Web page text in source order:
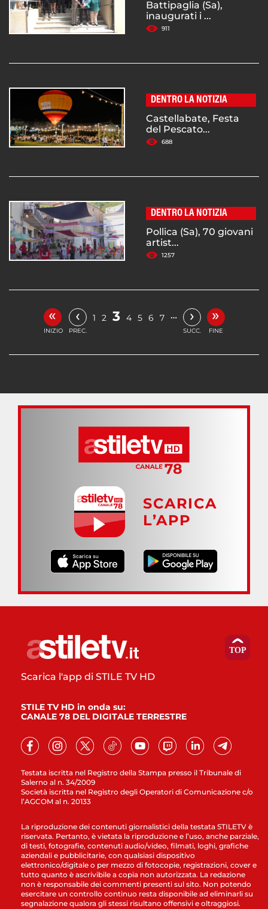
Battipaglia (Sa),
inaugurati i ...
911
DENTRO LA NOTIZIA
Castellabate, Festa
del Pescato...
688
DENTRO LA NOTIZIA
Pollica (Sa), 70 giovani
artist...
1257
«
INIZIO
‹
PREC.
1 2 3 4 5 6 7 … ›
SUCC.
»
FINE
SCARICA
L’APP
Testata iscritta nel Registro della Stampa presso il Tribunale di
Salerno al n. 34/2009
Società iscritta nel Registro degli Operatori di Comunicazione c/o
l’AGCOM al n. 20133
Scarica l'app di STILE TV HD
STILE TV HD in onda su:
CANALE 78 DEL DIGITALE TERRESTRE
La riproduzione dei contenuti giornalistici della testata STILETV è
riservata. Pertanto, è vietata la riproduzione e l’uso, anche parziale,
di testi, fotografie, contenuti audio/video, filmati, loghi, grafiche
aziendali e pubblicitarie, con qualsiasi dispositivo
elettronico/digitale o per mezzo di fotocopie, registrazioni, cover e
tutto quanto è ascrivibile a copia non autorizzata. La redazione
non è responsabile dei commenti presenti sul sito. Non potendo
esercitare un controllo continuo resta disponibile ad eliminarli su
segnalazione qualora gli stessi risultano offensivi e oltraggiosi.